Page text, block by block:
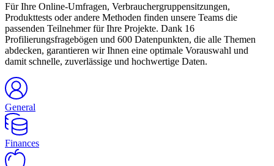
Für Ihre Online-Umfragen, Verbrauchergruppensitzungen,
Produkttests oder andere Methoden finden unsere Teams die
passenden Teilnehmer für Ihre Projekte. Dank 16
Profilierungsfragebögen und 600 Datenpunkten, die alle Themen
abdecken, garantieren wir Ihnen eine optimale Vorauswahl und
damit schnelle, zuverlässige und hochwertige Daten.
General
Finances